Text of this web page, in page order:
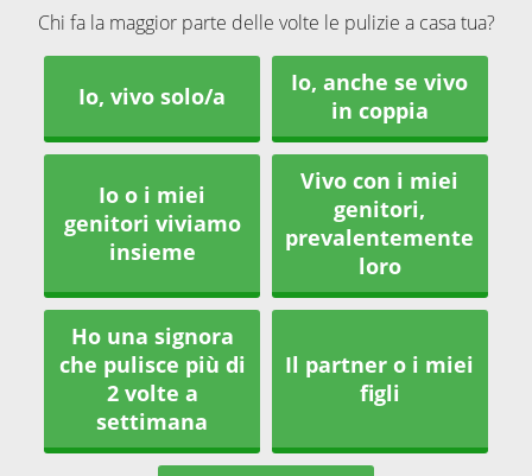
Chi fa la maggior parte delle volte le pulizie a casa tua?
Io, vivo solo/a
Io, anche se vivo
in coppia
Io o i miei
genitori viviamo
insieme
Vivo con i miei
genitori,
prevalentemente
loro
Ho una signora
che pulisce più di
2 volte a
settimana
Il partner o i miei
figli